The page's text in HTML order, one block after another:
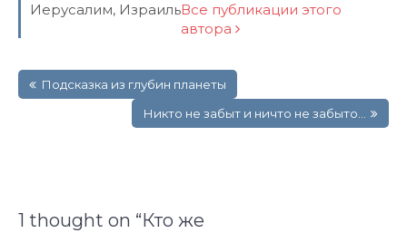
Иерусалим, ИзраильВсе публикации этого
автора
по Подсказка из глубин планеты
Никто не забыт и ничто не забыто…
1 thought on “Кто же